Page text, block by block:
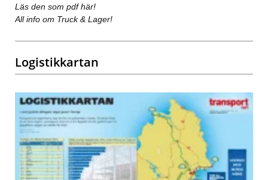
Läs den som pdf här!
All info om Truck & Lager!
Logistikkartan